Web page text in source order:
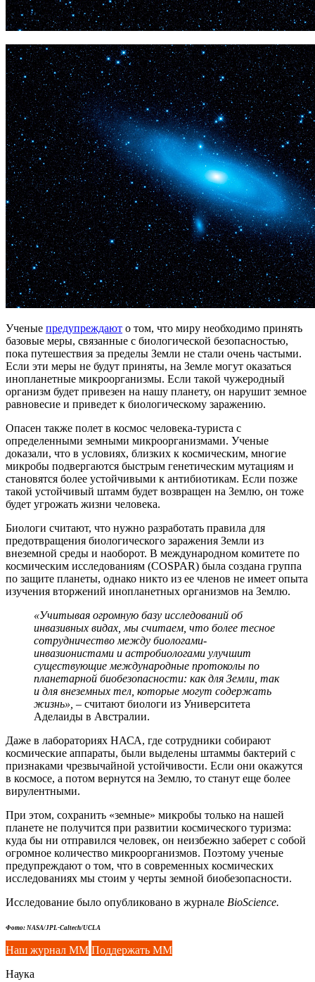
Ученые предупреждают о том, что миру необходимо принять
базовые меры, связанные с биологической безопасностью,
пока путешествия за пределы Земли не стали очень частыми.
Если эти меры не будут приняты, на Земле могут оказаться
инопланетные микроорганизмы. Если такой чужеродный
организм будет привезен на нашу планету, он нарушит земное
равновесие и приведет к биологическому заражению.
Опасен также полет в космос человека-туриста с
определенными земными микроорганизмами. Ученые
доказали, что в условиях, близких к космическим, многие
микробы подвергаются быстрым генетическим мутациям и
становятся более устойчивыми к антибиотикам. Если позже
такой устойчивый штамм будет возвращен на Землю, он тоже
будет угрожать жизни человека.
Биологи считают, что нужно разработать правила для
предотвращения биологического заражения Земли из
внеземной среды и наоборот. В международном комитете по
космическим исследованиям (COSPAR) была создана группа
по защите планеты, однако никто из ее членов не имеет опыта
изучения вторжений инопланетных организмов на Землю.
«Учитывая огромную базу исследований об
инвазивных видах, мы считаем, что более тесное
сотрудничество между биологами-
инвазионистами и астробиологами улучшит
существующие международные протоколы по
планетарной биобезопасности: как для Земли, так
и для внеземных тел, которые могут содержать
жизнь», – считают биологи из Университета
Аделаиды в Австралии.
Даже в лабораториях НАСА, где сотрудники собирают
космические аппараты, были выделены штаммы бактерий с
признаками чрезвычайной устойчивости. Если они окажутся
в космосе, а потом вернутся на Землю, то станут еще более
вирулентными.
При этом, сохранить «земные» микробы только на нашей
планете не получится при развитии космического туризма:
куда бы ни отправился человек, он неизбежно заберет с собой
огромное количество микроорганизмов. Поэтому ученые
предупреждают о том, что в современных космических
исследованиях мы стоим у черты земной биобезопасности.
Исследование было опубликовано в журнале BioScience.
Фото: NASA/JPL-Caltech/UCLA
Наш журнал ММ Поддержать ММ
Наука